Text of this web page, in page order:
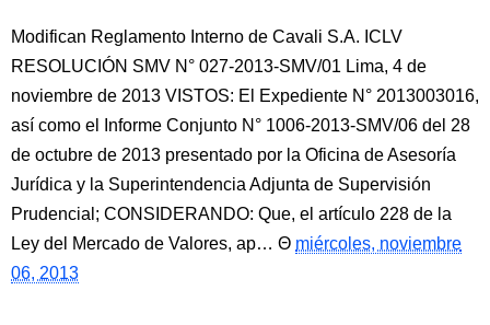
Modifican Reglamento Interno de Cavali S.A. ICLV
RESOLUCIÓN SMV N° 027-2013-SMV/01 Lima, 4 de
noviembre de 2013 VISTOS: El Expediente N° 2013003016,
así como el Informe Conjunto N° 1006-2013-SMV/06 del 28
de octubre de 2013 presentado por la Oficina de Asesoría
Jurídica y la Superintendencia Adjunta de Supervisión
Prudencial; CONSIDERANDO: Que, el artículo 228 de la
Ley del Mercado de Valores, ap…
miércoles, noviembre
06, 2013